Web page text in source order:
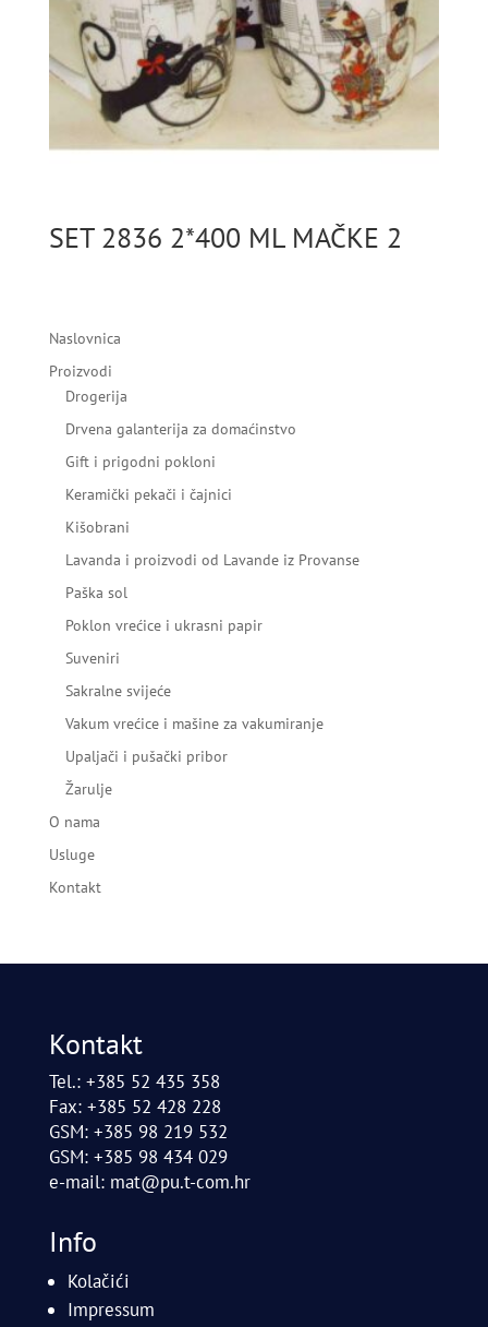
SET 2836 2*400 ML MAČKE 2
Naslovnica
Proizvodi
Drogerija
Drvena galanterija za domaćinstvo
Gift i prigodni pokloni
Keramički pekači i čajnici
Kišobrani
Lavanda i proizvodi od Lavande iz Provanse
Paška sol
Poklon vrećice i ukrasni papir
Suveniri
Sakralne svijeće
Vakum vrećice i mašine za vakumiranje
Upaljači i pušački pribor
Žarulje
O nama
Usluge
Kontakt
Kontakt
Tel.: +385 52 435 358
Fax: +385 52 428 228
GSM: +385 98 219 532
GSM: +385 98 434 029
e-mail: mat@pu.t-com.hr
Info
Kolačići
Impressum